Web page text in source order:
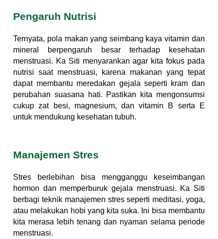
Pengaruh Nutrisi
Ternyata, pola makan yang seimbang kaya vitamin dan
mineral berpengaruh besar terhadap kesehatan
menstruasi. Ka Siti menyarankan agar kita fokus pada
nutrisi saat menstruasi, karena makanan yang tepat
dapat membantu meredakan gejala seperti kram dan
perubahan suasana hati. Pastikan kita mengonsumsi
cukup zat besi, magnesium, dan vitamin B serta E
untuk mendukung kesehatan tubuh.
Manajemen Stres
Stres berlebihan bisa mengganggu keseimbangan
hormon dan memperburuk gejala menstruasi. Ka Siti
berbagi teknik manajemen stres seperti meditasi, yoga,
atau melakukan hobi yang kita suka. Ini bisa membantu
kita merasa lebih tenang dan nyaman selama periode
menstruasi.